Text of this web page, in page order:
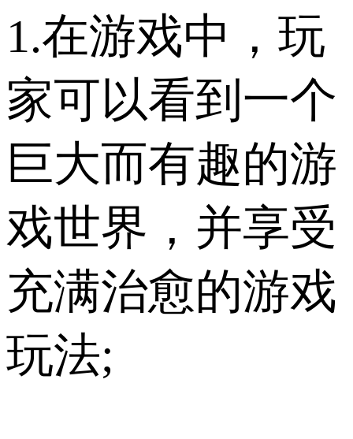
1.在游戏中，玩
家可以看到一个
巨大而有趣的游
戏世界，并享受
充满治愈的游戏
玩法;